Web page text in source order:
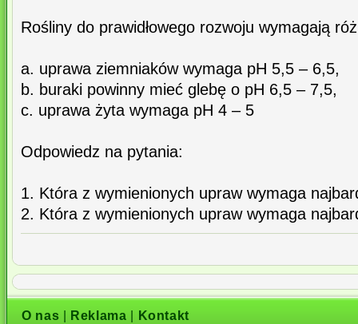
Rośliny do prawidłowego rozwoju wymagają
a. uprawa ziemniaków wymaga pH 5,5 – 6,5,
b. buraki powinny mieć glebę o pH 6,5 – 7,5,
c. uprawa żyta wymaga pH 4 – 5
Odpowiedz na pytania:
1. Która z wymienionych upraw wymaga
2. Która z wymienionych upraw wymaga
O nas Reklama Kontakt